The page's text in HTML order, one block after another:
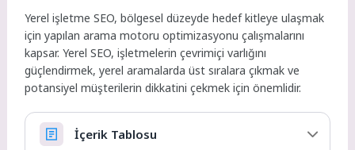
Yerel işletme SEO, bölgesel düzeyde hedef kitleye ulaşmak
için yapılan arama motoru optimizasyonu çalışmalarını
kapsar. Yerel SEO, işletmelerin çevrimiçi varlığını
güçlendirmek, yerel aramalarda üst sıralara çıkmak ve
potansiyel müşterilerin dikkatini çekmek için önemlidir.
İçerik Tablosu